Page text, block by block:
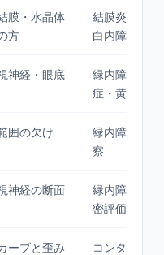
膜・水晶体
方
結膜炎・ドラ
白内障
神経・眼底
緑内障・糖尿
症・黄斑
囲の欠け
緑内障の診断
察
神経の断面
緑内障・黄斑
密評価
ーブと歪み
コンタクト